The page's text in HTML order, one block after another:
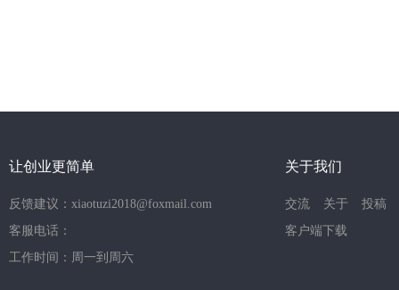
让创业更简单
反馈建议：xiaotuzi2018@foxmail.com
客服电话：
工作时间：周一到周六
关于我们
交流 关于
投稿
客户端下载